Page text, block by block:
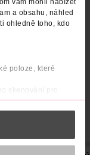
vám mohli nabízet
a obsahu, náhled
ohledně toho, kdo
poloze, které
skenování pro
údaje, a nastavte
můžete kdykoliv
Grey
DO KOŠÍKU